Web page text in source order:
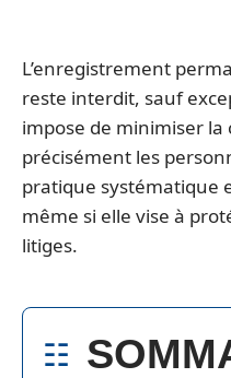
L’enregistrement
reste interdit, sauf
impose de minimiser la
précisément les
pratique systématique
même si elle vise à
litiges.